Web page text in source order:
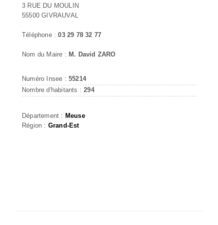
3 RUE DU MOULIN
55500 GIVRAUVAL
Téléphone :03 29 78 32 77
Nom du Maire : M. David ZARO
Numéro Insee : 55214
Nombre d'habitants :294
Département : Meuse
Région : Grand-Est